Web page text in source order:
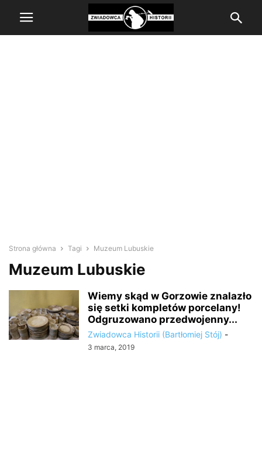
Strona główna Tagi Muzeum Lubuskie
Muzeum Lubuskie
Wiemy skąd w Gorzowie znalazło
się setki kompletów porcelany!
Odgruzowano przedwojenny...
Zwiadowca Historii (Bartłomiej Stój) -
3 marca, 2019